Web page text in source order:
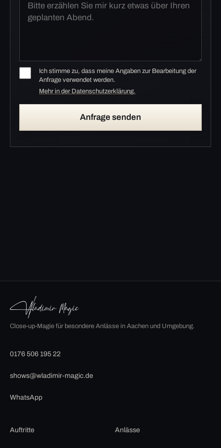
Ich stimme zu, dass meine Angaben zur Bearbeitung der
Anfrage verwendet werden.
Mehr in der Datenschutzerklärung.
Anfrage senden
Close-up-Magie für besondere Anlässe in Aachen und Umgebung.
0176 506 195 22
shows@wladimir-magic.de
WhatsApp
Auftritte Anlässe